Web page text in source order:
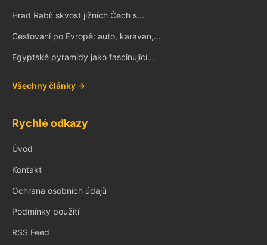
Hrad Rabí: skvost jižních Čech s...
Cestování po Evropě: auto, karavan,...
Egyptské pyramidy jako fascinující...
Všechny články →
Rychlé odkazy
Úvod
Kontakt
Ochrana osobních údajů
Podmínky použití
RSS Feed